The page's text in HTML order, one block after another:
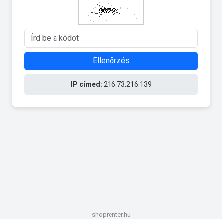
Ellenőrzés
IP címed: 216.73.216.139
shoprenter.hu